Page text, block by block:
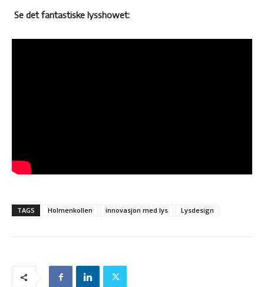
Se det fantastiske lysshowet:
TAGS Holmenkollen innovasjon med lys Lysdesign